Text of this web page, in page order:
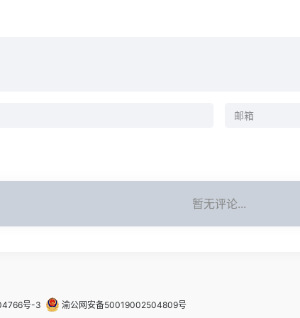
暂无评论...
号-3 渝公网安备50019002504809号